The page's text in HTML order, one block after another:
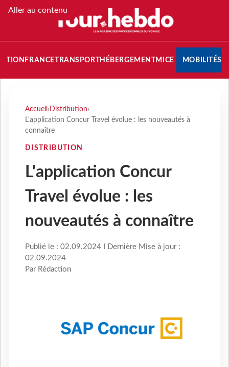
Aller au contenu
FRANCETRANSPORT HÉBERGEMENTMICE MOBILITÉS
Accueil › Distribution›
L'application Concur Travel évolue : les nouveautés à
connaître
DISTRIBUTION
L'application Concur
Travel évolue : les
nouveautés à connaître
Publié le : 02.09.2024 I Dernière Mise à jour :
02.09.2024
Par Rédaction